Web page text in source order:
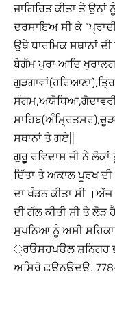
ਜਾਗਿਰਿਤ ਕੀਤਾ ਤੇ
ਦਰਸਾਇਅ ਸੀ ਕੇ
ਉਥੇ ਧਾਰਮਿਕ ਸਥਾਨਾਂ
ਬੇਗੱਮ ਪੁਰਾ ਆਦਿ
ਸਥਾਨਾਂ ਤੇ ਗਏ||
ਗੁਰੂੂੁ ਰਵਿਦਾਸ ਜੀ ਨੇ
ਦਿੱਤਾ ਤੇ ਅਕਾਲ ਪੂਰਖ ਦੀ
ਦਾ ਖੰਡਨ ਕੀਤਾ ਸੀ ।ਅੱਜ
ਦੀ ਗੱਲ ਕੀਤੀ ਸੀ ਤੇ
ਸੁਪਨਿਆ ਨੂੰ ਅਸੀ
੍ਰੳਸਹਪੳਲ ਸ਼ਨਿਗਹ
ਅਸਿਰੋ ਛੳਨੳਦੳ.